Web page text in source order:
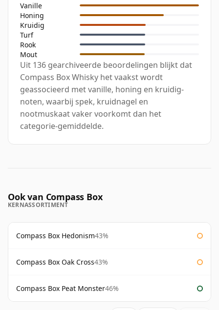
Vanille
Honing
Kruidig
Turf
Rook
Mout
Uit 136 gearchiveerde beoordelingen blijkt dat
Compass Box Whisky het vaakst wordt
geassocieerd met vanille, honing en kruidig-
noten, waarbij spek, kruidnagel en
nootmuskaat vaker voorkomt dan het
categorie-gemiddelde.
Ook van Compass Box
KERNASSORTIMENT
Compass Box Hedonism43%
Compass Box Oak Cross43%
Compass Box Peat Monster46%